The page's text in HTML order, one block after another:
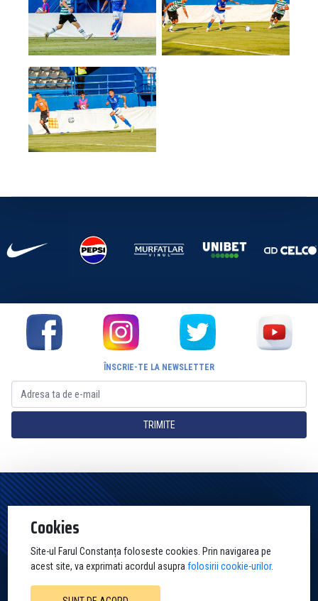
ÎNSCRIE-TE LA NEWSLETTER
TRIMITE
Cookies
Site-ul Farul Constanța foloseste cookies. Prin navigarea pe
acest site, va exprimati acordul asuprafolosirii cookie-urilor.